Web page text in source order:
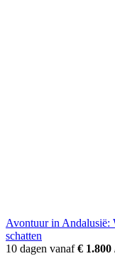
Avontuur in Andalusië:
schatten
10 dagen vanaf€ 1.800